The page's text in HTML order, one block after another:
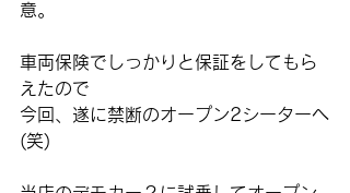
意。
車両保険でしっかりと保証をしてもら
えたので
今回、遂に禁断のオープン2シーターへ
(笑)